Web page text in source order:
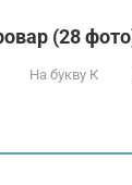
(28
На букву К